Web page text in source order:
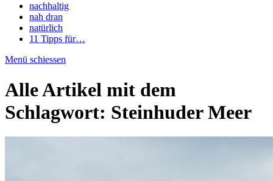
nachhaltig
nah dran
natürlich
11 Tipps für…
Menü schiessen
Alle Artikel mit dem
Schlagwort: Steinhuder Meer